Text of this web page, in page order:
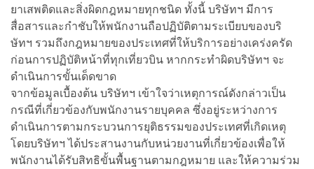
ยาเสพติดและสิ่งผิดกฎหมายทุกชนิด ทั้งนี้ บริษัทฯ มีการ
สื่อสารและกำชับให้พนักงานถือปฏิบัติตามระเบียบของบริ
ษัทฯ รวมถึงกฎหมายของประเทศที่ให้บริการอย่างเคร่งครัด
ก่อนการปฏิบัติหน้าที่ทุกเที่ยวบิน หากกระทำผิดบริษัทฯ จะ
ดำเนินการขั้นเด็ดขาด
จากข้อมูลเบื้องต้น บริษัทฯ เข้าใจว่าเหตุการณ์ดังกล่าวเป็น
กรณีที่เกี่ยวข้องกับพนักงานรายบุคคล ซึ่งอยู่ระหว่างการ
ดำเนินการตามกระบวนการยุติธรรมของประเทศที่เกิดเหตุ
โดยบริษัทฯ ได้ประสานงานกับหน่วยงานที่เกี่ยวข้องเพื่อให้
พนักงานได้รับสิทธิขั้นพื้นฐานตามกฎหมาย และให้ความร่วม